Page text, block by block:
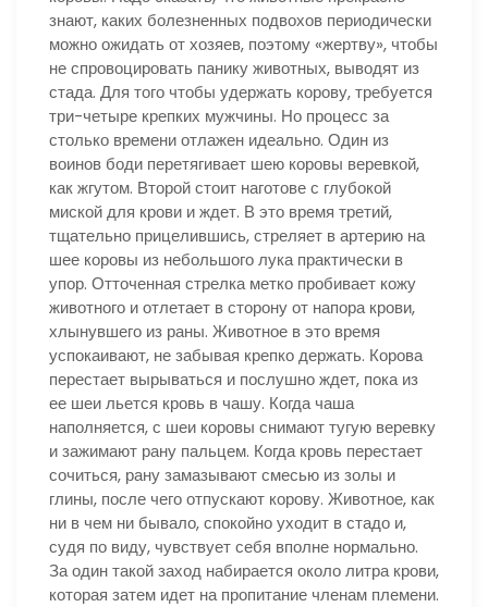
знают, каких болезненных подвохов периодически
можно ожидать от хозяев, поэтому «жертву», чтобы
не спровоцировать панику животных, выводят из
стада. Для того чтобы удержать корову, требуется
три-четыре крепких мужчины. Но процесс за
столько времени отлажен идеально. Один из
воинов боди перетягивает шею коровы веревкой,
как жгутом. Второй стоит наготове с глубокой
миской для крови и ждет. В это время третий,
тщательно прицелившись, стреляет в артерию на
шее коровы из небольшого лука практически в
упор. Отточенная стрелка метко пробивает кожу
животного и отлетает в сторону от напора крови,
хлынувшего из раны. Животное в это время
успокаивают, не забывая крепко держать. Корова
перестает вырываться и послушно ждет, пока из
ее шеи льется кровь в чашу. Когда чаша
наполняется, с шеи коровы снимают тугую веревку
и зажимают рану пальцем. Когда кровь перестает
сочиться, рану замазывают смесью из золы и
глины, после чего отпускают корову. Животное, как
ни в чем ни бывало, спокойно уходит в стадо и,
судя по виду, чувствует себя вполне нормально.
За один такой заход набирается около литра крови,
которая затем идет на пропитание членам племени.